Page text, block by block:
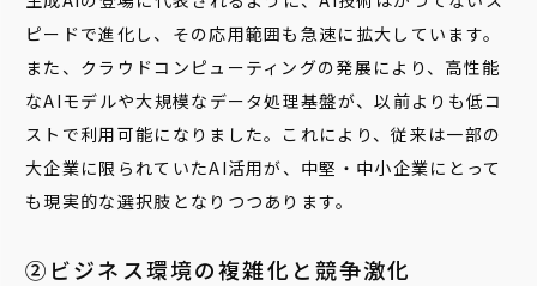
ピードで進化し、その応用範囲も急速に拡大しています。
また、クラウドコンピューティングの発展により、高性能
なAIモデルや大規模なデータ処理基盤が、以前よりも低コ
ストで利用可能になりました。これにより、従来は一部の
大企業に限られていたAI活用が、中堅・中小企業にとって
も現実的な選択肢となりつつあります。
②ビジネス環境の複雑化と競争激化